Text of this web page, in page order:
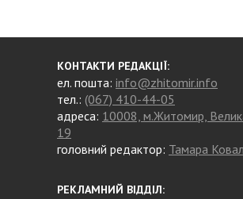
КОНТАКТИ РЕДАКЦІЇ:
ел. пошта: info@zhitomir.info
тел.: (067) 410-44-05
адреса: 10008, м.Житомир,
19
головний редактор: Тамара
РЕКЛАМНИЙ ВІДДІЛ: